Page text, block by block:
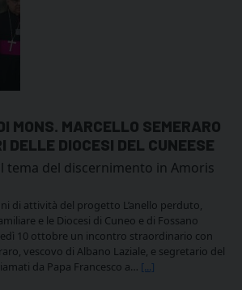
MONS. MARCELLO SEMERARO
DELLE DIOCESI DEL CUNEESE
tema del discernimento in Amoris
di attività del progetto L’anello perduto,
e le Diocesi di Cuneo e di Fossano
10 ottobre un incontro straordinario con
vescovo di Albano Laziale, e segretario del
da Papa Francesco a… [...]